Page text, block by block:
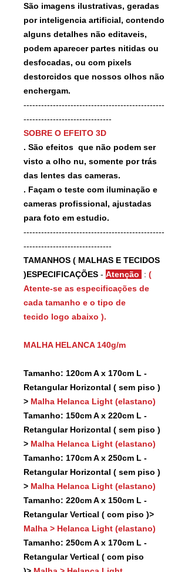
São imagens ilustrativas, geradas
por inteligencia artificial, contendo
alguns detalhes não editaveis,
podem aparecer partes nitidas ou
desfocadas, ou com pixels
destorcidos que nossos olhos não
enchergam.
------------------------------------------------
------------------------------
SOBRE O EFEITO 3D
. São efeitos que não podem ser
visto a olho nu, somente por trás
das lentes das cameras.
. Façam o teste com iluminação e
cameras profissional, ajustadas
para foto em estudio.
------------------------------------------------
------------------------------
TAMANHOS ( MALHAS E TECIDOS
)ESPECIFICAÇÕES - Atenção : (
Atente-se as especificações de
cada tamanho e o tipo de
tecido logo abaixo ).
MALHA HELANCA 140g/m
Tamanho: 120cm A x 170cm L -
Retangular Horizontal ( sem piso )
> Malha Helanca Light (elastano)
Tamanho: 150cm A x 220cm L -
Retangular Horizontal ( sem piso )
> Malha Helanca Light (elastano)
Tamanho: 170cm A x 250cm L -
Retangular Horizontal ( sem piso )
> Malha Helanca Light (elastano)
Tamanho: 220cm A x 150cm L -
Retangular Vertical ( com piso )>
Malha > Helanca Light (elastano)
Tamanho: 250cm A x 170cm L -
Retangular Vertical ( com piso